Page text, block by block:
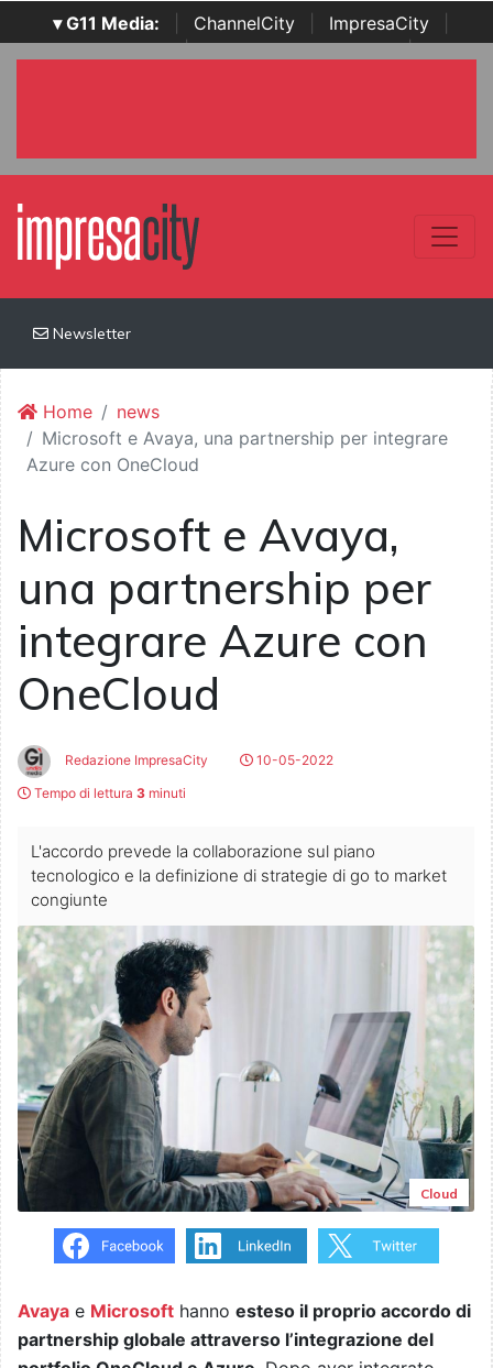
▾ G11 Media: ChannelCity ImpresaCity
SecurityOpenLab | Italian Channel Awards | Italian
Newsletter
Home
news
Microsoft e Avaya, una partnership per integrare
Azure con OneCloud
Microsoft e Avaya,
una partnership per
integrare Azure con
OneCloud
Redazione ImpresaCity
10-05-2022
Tempo di lettura 3 minuti
L'accordo prevede la collaborazione sul piano
tecnologico e la definizione di strategie di go to market
congiunte
Cloud
Avaya e Microsoft hanno esteso il proprio accordo di
partnership globale attraverso l’integrazione del